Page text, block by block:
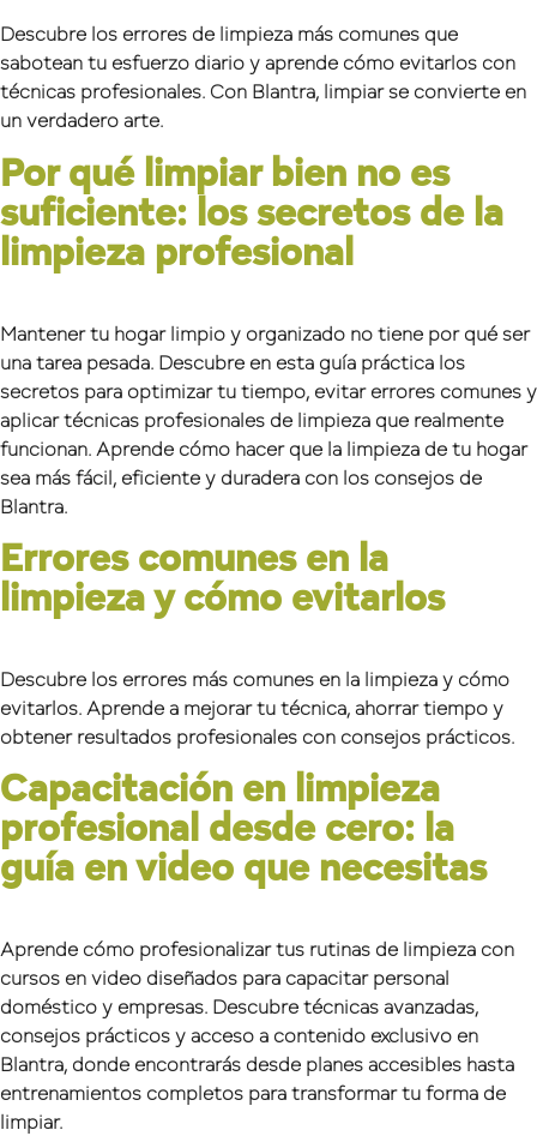
Descubre los errores de limpieza más comunes que
sabotean tu esfuerzo diario y aprende cómo evitarlos con
técnicas profesionales. Con Blantra, limpiar se convierte en
un verdadero arte.
Por qué limpiar bien no es
suficiente: los secretos de la
limpieza profesional
Mantener tu hogar limpio y organizado no tiene por qué ser
una tarea pesada. Descubre en esta guía práctica los
secretos para optimizar tu tiempo, evitar errores comunes y
aplicar técnicas profesionales de limpieza que realmente
funcionan. Aprende cómo hacer que la limpieza de tu hogar
sea más fácil, eficiente y duradera con los consejos de
Blantra.
Errores comunes en la
limpieza y cómo evitarlos
Descubre los errores más comunes en la limpieza y cómo
evitarlos. Aprende a mejorar tu técnica, ahorrar tiempo y
obtener resultados profesionales con consejos prácticos.
Capacitación en limpieza
profesional desde cero: la
guía en video que necesitas
Aprende cómo profesionalizar tus rutinas de limpieza con
cursos en video diseñados para capacitar personal
doméstico y empresas. Descubre técnicas avanzadas,
consejos prácticos y acceso a contenido exclusivo en
Blantra, donde encontrarás desde planes accesibles hasta
entrenamientos completos para transformar tu forma de
limpiar.